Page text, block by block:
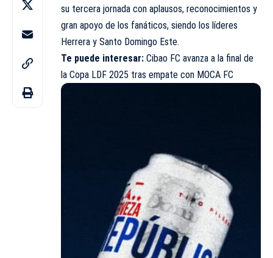
su tercera jornada con aplausos, reconocimientos y
gran apoyo de los fanáticos, siendo los líderes
Herrera y Santo Domingo Este.
Te puede interesar: Cibao FC avanza a la final de
la Copa LDF 2025 tras empate con MOCA FC